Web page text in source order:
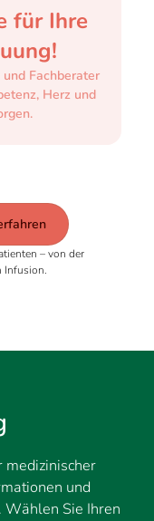
für Ihre
Fachberater
Herz und
– von der
Infusion.
medizinischer
und
Wählen Sie Ihren